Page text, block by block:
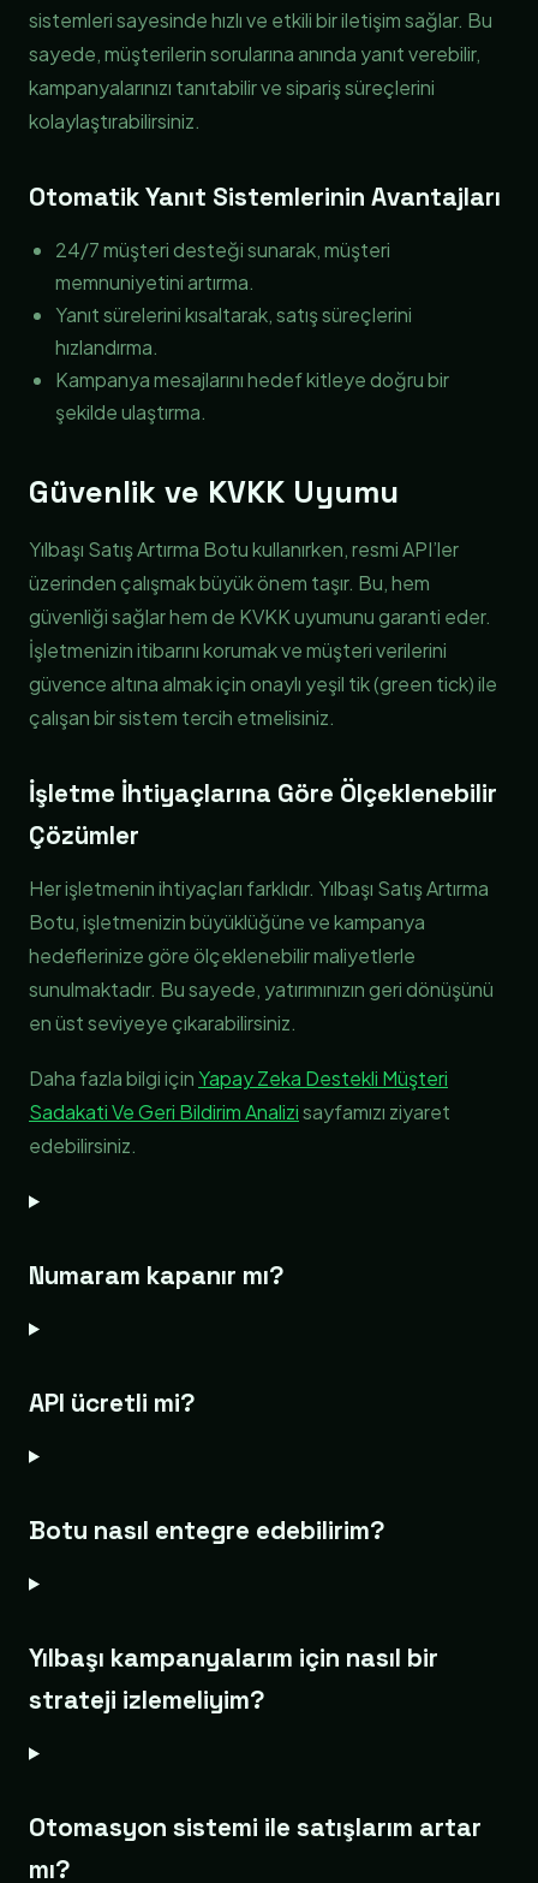
sistemleri sayesinde hızlı ve etkili bir iletişim sağlar. Bu
sayede, müşterilerin sorularına anında yanıt verebilir,
kampanyalarınızı tanıtabilir ve sipariş süreçlerini
kolaylaştırabilirsiniz.
Otomatik Yanıt Sistemlerinin Avantajları
24/7 müşteri desteği sunarak, müşteri
memnuniyetini artırma.
Yanıt sürelerini kısaltarak, satış süreçlerini
hızlandırma.
Kampanya mesajlarını hedef kitleye doğru bir
şekilde ulaştırma.
Güvenlik ve KVKK Uyumu
Yılbaşı Satış Artırma Botu kullanırken, resmi API’ler
üzerinden çalışmak büyük önem taşır. Bu, hem
güvenliği sağlar hem de KVKK uyumunu garanti eder.
İşletmenizin itibarını korumak ve müşteri verilerini
güvence altına almak için onaylı yeşil tik (green tick) ile
çalışan bir sistem tercih etmelisiniz.
İşletme İhtiyaçlarına Göre Ölçeklenebilir
Çözümler
Her işletmenin ihtiyaçları farklıdır. Yılbaşı Satış Artırma
Botu, işletmenizin büyüklüğüne ve kampanya
hedeflerinize göre ölçeklenebilir maliyetlerle
sunulmaktadır. Bu sayede, yatırımınızın geri dönüşünü
en üst seviyeye çıkarabilirsiniz.
Daha fazla bilgi içinYapay Zeka Destekli Müşteri
Sadakati Ve Geri Bildirim Analizisayfamızı ziyaret
edebilirsiniz.
Numaram kapanır mı?
API ücretli mi?
Botu nasıl entegre edebilirim?
Yılbaşı kampanyalarım için nasıl bir
strateji izlemeliyim?
Otomasyon sistemi ile satışlarım artar
mı?